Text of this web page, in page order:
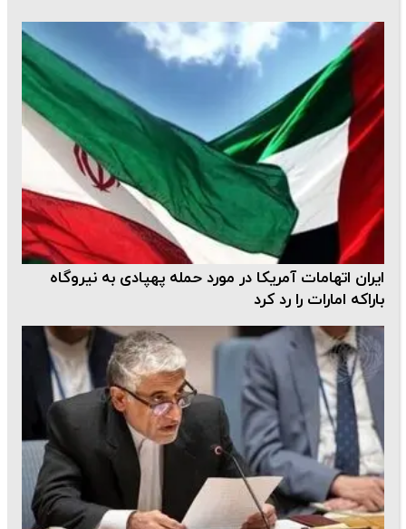
ایران اتهامات آمریکا در مورد حمله پهپادی به نیروگاه
باراکه امارات را رد کرد